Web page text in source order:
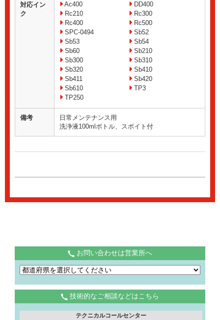
対応イン
ク
Ac400
DD400
Rc210
Rc300
Rc400
Rc500
SPC-0494
Sb52
Sb53
Sb54
Sb60
Sb210
Sb300
Sb310
Sb320
Sb410
Sb411
Sb420
Sb610
TP3
TP250
備考
日常メンテナンス用
洗浄液100mlボトル、スポイト付
お問い合わせは営業所へ
技術的なご相談などはこちら
テクニカルコールセンター